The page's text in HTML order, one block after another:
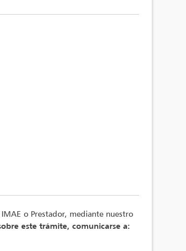
o Prestador, mediante nuestro
este trámite, comunicarse a: